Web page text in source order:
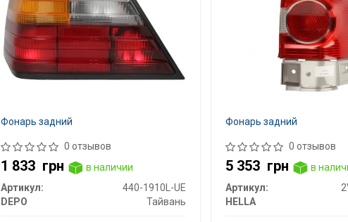
Фонарь задний
0 отзывов
1 833 грн
в наличии
Артикул:
440-1910L-UE
DEPO
Тайвань
Фонарь задний
0 отзывов
5 353 грн
в
Артикул:
HELLA